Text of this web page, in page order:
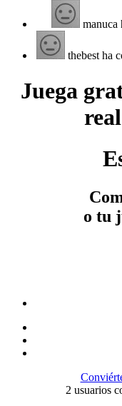
manuca
thebest ha
Juega
o tu
2 usuarios